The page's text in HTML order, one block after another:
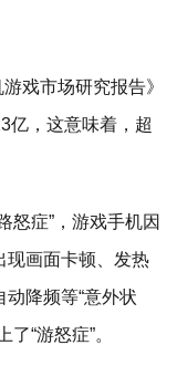
戏市场研究报告》
亿，这意味着，超
怒症”，游戏手机因
现画面卡顿、发热
降频等“意外状
“游怒症”。